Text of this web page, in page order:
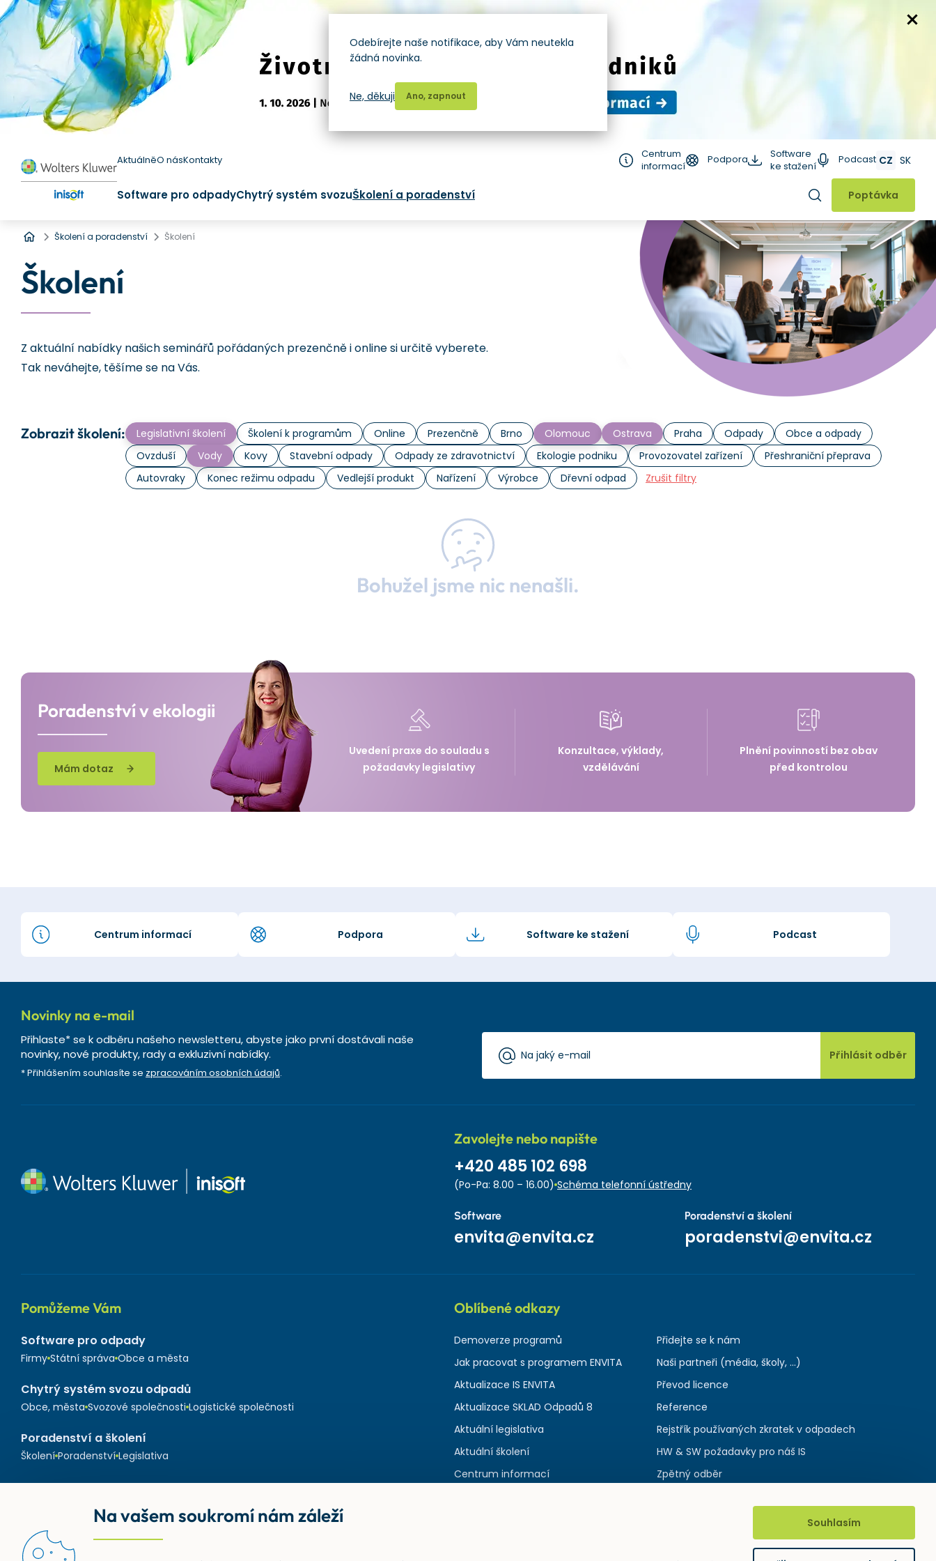
AktuálněO násKontakty
Centrum
informací
Podpora
Software
ke stažení
Podcast CZ SK
Software pro odpadyChytrý systém svozuŠkolení a poradenství Hledat
Poptávka
Úvod
Školení a poradenství Školení
Školení
Z aktuální nabídky našich seminářů pořádaných prezenčně i online si určitě vyberete.
Tak neváhejte, těšíme se na Vás.
Zobrazit školení: Legislativní školení Školení k programům Online Prezenčně Brno Olomouc Ostrava Praha Odpady
Obce a odpady
Ovzduší
Vody Kovy Stavební odpady Odpady ze zdravotnictví Ekologie podniku Provozovatel zařízení
Přeshraniční přeprava
Autovraky
Konec režimu odpadu Vedlejší produkt Nařízení Výrobce Dřevní odpad Zrušit filtry
Bohužel jsme nic nenašli.
Poradenství v ekologii
Mám dotaz
Uvedení praxe do souladu s
požadavky legislativy
Konzultace, výklady,
vzdělávání
Plnění povinností bez obav
před kontrolou
Centrum informací Podpora Software ke stažení Podcast
Novinky na e-mail
Přihlaste* se k odběru našeho newsletteru, abyste jako první dostávali naše
novinky, nové produkty, rady a exkluzivní nabídky.
* Přihlášením souhlasíte se zpracováním osobních údajů.
Přihlásit odběr
Zavolejte nebo napište
+420 485 102 698
(Po-Pa: 8.00 – 16.00) Schéma telefonní ústředny
Software
envita@envita.cz
Poradenství a školení
poradenstvi@envita.cz
Pomůžeme Vám
Software pro odpady
Firmy Státní správa Obce a města
Chytrý systém svozu odpadů
Obce, města Svozové společnosti Logistické společnosti
Poradenství a školení
Školení Poradenství Legislativa
Oblíbené odkazy
Demoverze programů
Jak pracovat s programem ENVITA
Aktualizace IS ENVITA
Aktualizace SKLAD Odpadů 8
Aktuální legislativa
Aktuální školení
Centrum informací
Přidejte se k nám
Naši partneři (média, školy, ...)
Převod licence
Reference
Rejstřík používaných zkratek v odpadech
HW & SW požadavky pro náš IS
Zpětný odběr
Odebírejte naše notifikace, aby Vám neutekla
žádná novinka.
Ano, zapnout
Ne, děkuji
Na vašem soukromí nám záleží Souhlasím